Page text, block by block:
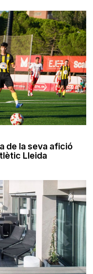
de la seva afició
Lleida